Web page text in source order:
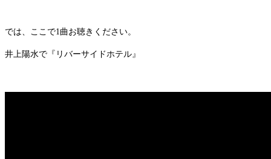
では、ここで1曲お聴きください。
井上陽水で『リバーサイドホテル』